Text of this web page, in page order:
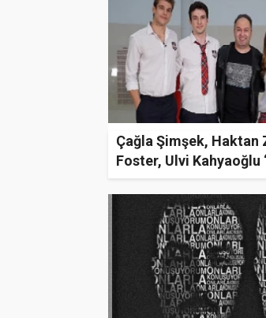
Çağla Şimşek, Haktan
Foster, Ulvi Kahyaoğlu
Sıkı Muhabbet’te